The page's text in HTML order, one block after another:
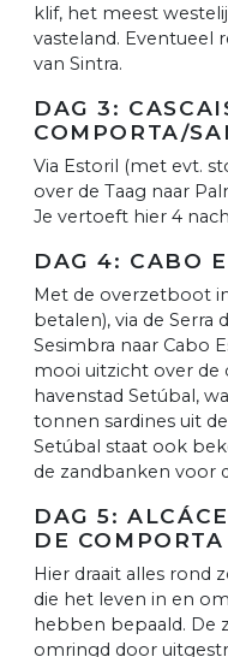
klif, het meest
vasteland. Eventueel
van Sintra.
DAG 3:
COMPORTA/
Via Estoril (met evt.
over de Taag naar
Je vertoeft hier 4
DAG 4: CABO
Met de overzetboot
betalen), via de Serra
Sesimbra naar Cabo
mooi uitzicht over de
havenstad Setúbal,
tonnen sardines uit
Setúbal staat ook
de zandbanken voor
DAG 5:
DE COMPORTA
Hier draait alles rond
die het leven in en
hebben bepaald. De
omringd door